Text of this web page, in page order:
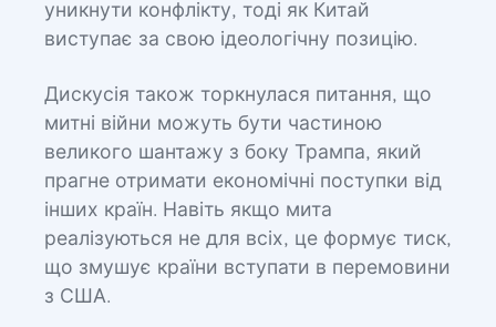
уникнути конфлікту, тоді як Китай
виступає за свою ідеологічну позицію.
Дискусія також торкнулася питання, що
митні війни можуть бути частиною
великого шантажу з боку Трампа, який
прагне отримати економічні поступки від
інших країн. Навіть якщо мита
реалізуються не для всіх, це формує тиск,
що змушує країни вступати в перемовини
з США.